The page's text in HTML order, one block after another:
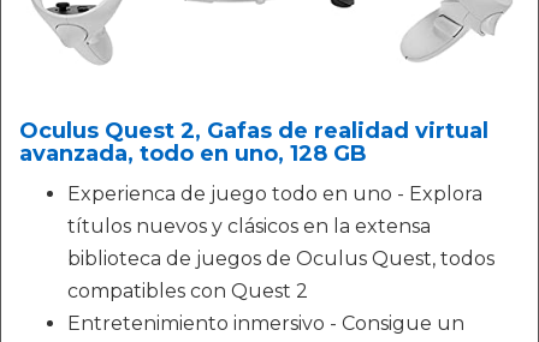
Oculus Quest 2, Gafas de realidad virtual
avanzada, todo en uno, 128 GB
Experienca de juego todo en uno - Explora
títulos nuevos y clásicos en la extensa
biblioteca de juegos de Oculus Quest, todos
compatibles con Quest 2
Entretenimiento inmersivo - Consigue un